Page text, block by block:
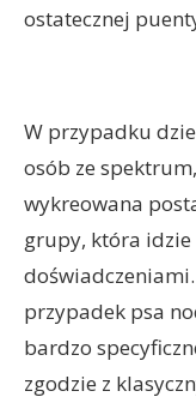
ostatecznej
W przypadku
osób ze
wykreowana
grupy, która idzie
przypadek psa
bardzo
zgodzie z